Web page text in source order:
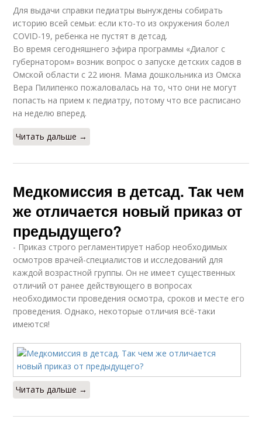
Для выдачи справки педиатры вынуждены собирать
историю всей семьи: если кто-то из окружения болел
COVID-19, ребенка не пустят в детсад.
Во время сегодняшнего эфира программы «Диалог с
губернатором» возник вопрос о запуске детских садов в
Омской области с 22 июня. Мама дошкольника из Омска
Вера Пилипенко пожаловалась на то, что они не могут
попасть на прием к педиатру, потому что все расписано
на неделю вперед.
Читать дальше →
Медкомиссия в детсад. Так чем
же отличается новый приказ от
предыдущего?
- Приказ строго регламентирует набор необходимых
осмотров врачей-специалистов и исследований для
каждой возрастной группы. Он не имеет существенных
отличий от ранее действующего в вопросах
необходимости проведения осмотра, сроков и месте его
проведения. Однако, некоторые отличия всё-таки
имеются!
Читать дальше →